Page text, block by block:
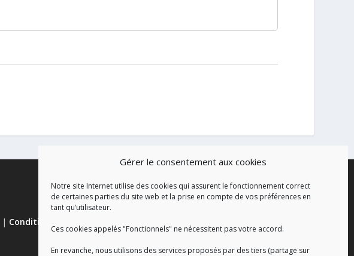
Gérer le consentement aux cookies
Notre site Internet utilise des cookies qui assurent le fonctionnement correct
de certaines parties du site web et la prise en compte de vos préférences en
tant qu’utilisateur.
Ces cookies appelés "Fonctionnels" ne nécessitent pas votre accord.
En revanche, nous utilisons des services proposés par des tiers (partage sur
| Conditions